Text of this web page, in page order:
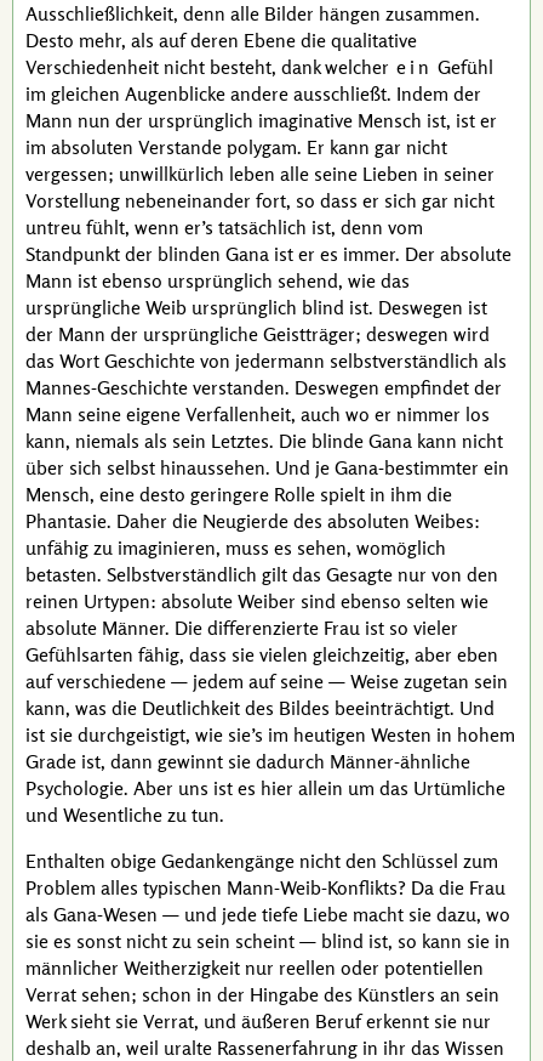
Ausschließlichkeit, denn alle Bilder hängen zusammen.
Desto mehr, als auf deren Ebene die qualitative
Verschiedenheit nicht besteht, dank welcher ein Gefühl
im gleichen Augenblicke andere ausschließt. Indem der
Mann nun der ursprünglich imaginative Mensch ist, ist er
im absoluten Verstande polygam. Er kann gar nicht
vergessen; unwillkürlich leben alle seine Lieben in seiner
Vorstellung nebeneinander fort, so dass er sich gar nicht
untreu fühlt, wenn er’s tatsächlich ist, denn vom
Standpunkt der blinden Gana ist er es immer. Der absolute
Mann ist ebenso ursprünglich sehend, wie das
ursprüngliche Weib ursprünglich blind ist. Deswegen ist
der Mann der ursprüngliche Geistträger; deswegen wird
das Wort Geschichte von jedermann selbstverständlich als
Mannes-Geschichte verstanden. Deswegen empfindet der
Mann seine eigene Verfallenheit, auch wo er nimmer los
kann, niemals als sein Letztes. Die blinde Gana kann nicht
über sich selbst hinaussehen. Und je Gana-bestimmter ein
Mensch, eine desto geringere Rolle spielt in ihm die
Phantasie. Daher die Neugierde des absoluten Weibes:
unfähig zu imaginieren, muss es sehen, womöglich
betasten. Selbstverständlich gilt das Gesagte nur von den
reinen Urtypen: absolute Weiber sind ebenso selten wie
absolute Männer. Die differenzierte Frau ist so vieler
Gefühlsarten fähig, dass sie vielen gleichzeitig, aber eben
auf verschiedene — jedem auf seine — Weise zugetan sein
kann, was die Deutlichkeit des Bildes beeinträchtigt. Und
ist sie durchgeistigt, wie sie’s im heutigen Westen in hohem
Grade ist, dann gewinnt sie dadurch Männer-ähnliche
Psychologie. Aber uns ist es hier allein um das Urtümliche
und Wesentliche zu tun.
Enthalten obige Gedankengänge nicht den Schlüssel zum
Problem alles typischen Mann-Weib-Konflikts? Da die Frau
als Gana-Wesen — und jede tiefe Liebe macht sie dazu, wo
sie es sonst nicht zu sein scheint — blind ist, so kann sie in
männlicher Weitherzigkeit nur reellen oder potentiellen
Verrat sehen; schon in der Hingabe des Künstlers an sein
Werk sieht sie Verrat, und äußeren Beruf erkennt sie nur
deshalb an, weil uralte Rassenerfahrung in ihr das Wissen